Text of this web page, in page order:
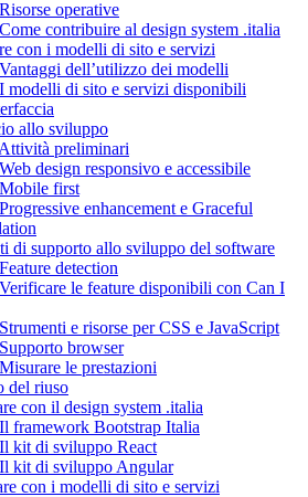
operative
contribuire al design system .italia
con i modelli di sito e servizi
dell’utilizzo dei modelli
modelli di sito e servizi disponibili
allo sviluppo
preliminari
design responsivo e accessibile
first
enhancement e Graceful
di supporto allo sviluppo del software
detection
le feature disponibili con Can I
e risorse per CSS e JavaScript
browser
le prestazioni
del riuso
con il design system .italia
framework Bootstrap Italia
kit di sviluppo React
kit di sviluppo Angular
con i modelli di sito e servizi